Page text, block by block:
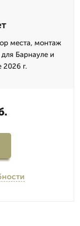
места, монтаж
Барнауле и
2026 г.